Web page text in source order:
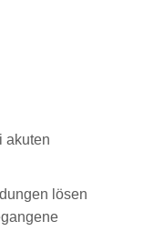
akuten
lösen